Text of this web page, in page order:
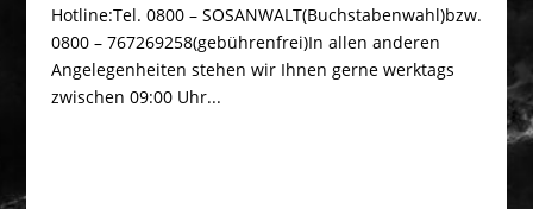
Hotline:Tel. 0800 – SOSANWALT(Buchstabenwahl)bzw.
0800 – 767269258(gebührenfrei)In allen anderen
Angelegenheiten stehen wir Ihnen gerne werktags
zwischen 09:00 Uhr...